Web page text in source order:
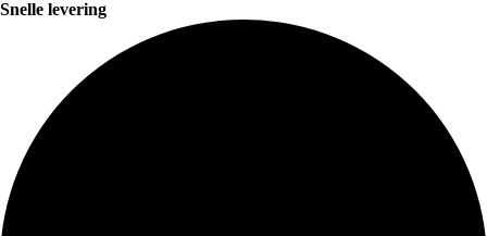
Snelle levering